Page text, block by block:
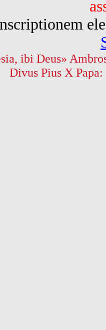
ibi Deus»
Divus Pius X Papa: